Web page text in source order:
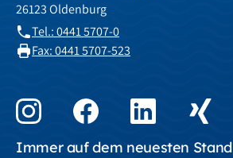
26123 Oldenburg
Tel.: 0441 5707-0
Fax: 0441 5707-523
Immer auf dem neuesten Stand